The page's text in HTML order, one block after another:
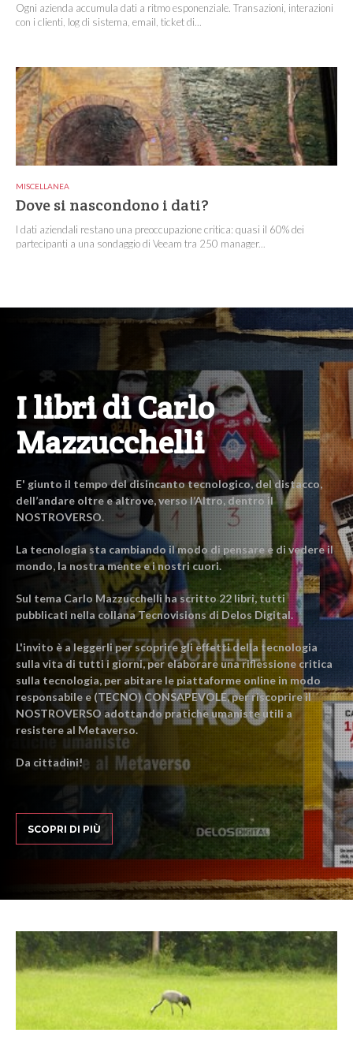
Ogni azienda accumula dati a ritmo esponenziale. Transazioni, interazioni
con i clienti, log di sistema, email, ticket di...
MISCELLANEA
Dove si nascondono i dati?
I dati aziendali restano una preoccupazione critica: quasi il 60% dei
partecipanti a una sondaggio di Veeam tra 250 manager...
I libri di Carlo
Mazzucchelli
E' giunto il tempo del disincanto tecnologico, del distacco,
dell’andare oltre e altrove, verso l’Altro, dentro il
NOSTROVERSO.
La tecnologia sta cambiando il modo di pensare e di vedere il
mondo, la nostra mente e i nostri cuori.
Sul tema Carlo Mazzucchelli ha scritto 22 libri, tutti
pubblicati nella collana Tecnovisions di Delos Digital.
L'invito è a leggerli per scoprire gli effetti della tecnologia
sulla vita di tutti i giorni, per elaborare una riflessione critica
sulla tecnologia, per abitare le piattaforme online in modo
responsabile e (TECNO) CONSAPEVOLE, per riscoprire il
NOSTROVERSO adottando pratiche umaniste utili a
resistere al Metaverso.
Da cittadini!
SCOPRI DI PIÙ